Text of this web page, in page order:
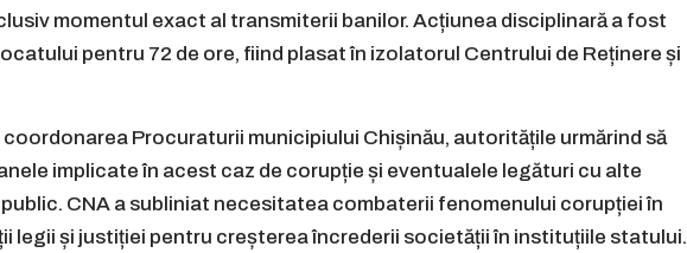
momentul exact al transmiterii banilor. Acțiunea disciplinară a fost
pentru 72 de ore, fiind plasat în izolatorul Centrului de Reținere și
Procuraturii municipiului Chișinău, autoritățile urmărind să
implicate în acest caz de corupție și eventualele legături cu alte
CNA a subliniat necesitatea combaterii fenomenului corupției în
legii și justiției pentru creșterea încrederii societății în instituțiile statului.